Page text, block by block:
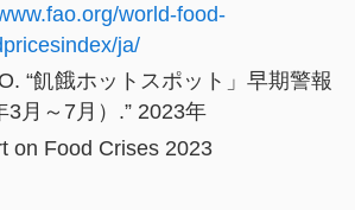
world-food-
ja/
“飢餓ホットスポット」早期警報
3月～7月）.” 2023年
on Food Crises 2023